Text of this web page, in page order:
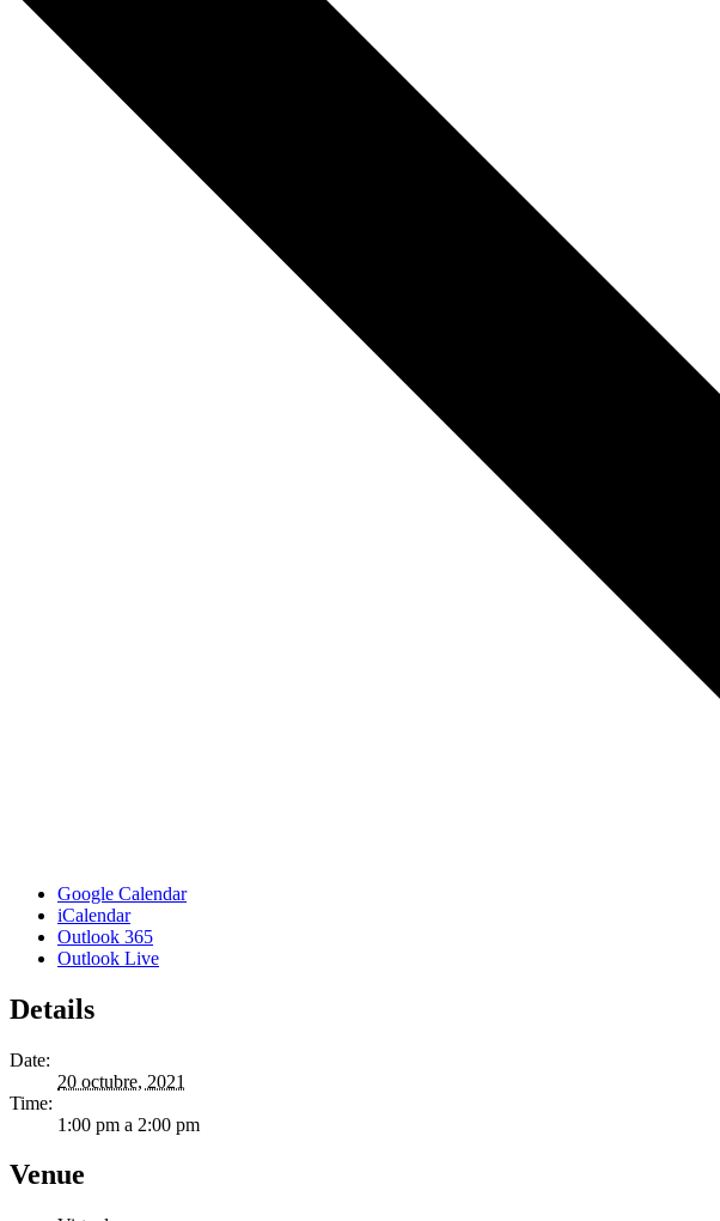
Google Calendar
iCalendar
Outlook 365
Outlook Live
Details
Date:
20 octubre, 2021
Time:
1:00 pm a 2:00 pm
Venue